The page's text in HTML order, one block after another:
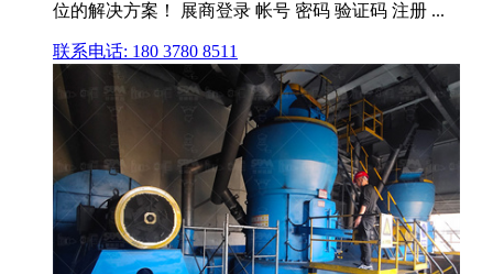
位的解决方案！ 展商登录 帐号 密码 验证码 注册 ...
联系电话: 180 3780 8511